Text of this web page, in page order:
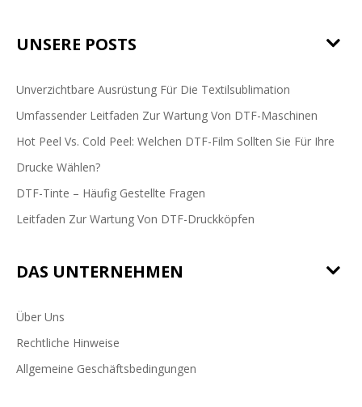
UNSERE POSTS
Unverzichtbare Ausrüstung Für Die Textilsublimation
Umfassender Leitfaden Zur Wartung Von DTF-Maschinen
Hot Peel Vs. Cold Peel: Welchen DTF-Film Sollten Sie Für Ihre
Drucke Wählen?
DTF-Tinte – Häufig Gestellte Fragen
Leitfaden Zur Wartung Von DTF-Druckköpfen
DAS UNTERNEHMEN
Über Uns
Rechtliche Hinweise
Allgemeine Geschäftsbedingungen